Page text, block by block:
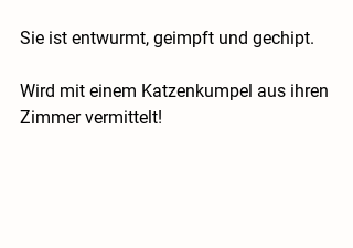
Sie ist entwurmt, geimpft und gechipt.
Wird mit einem Katzenkumpel aus ihren
Zimmer vermittelt!